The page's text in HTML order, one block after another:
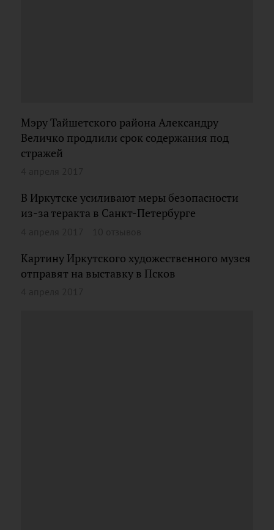
Мэру Тайшетского района Александру
Величко продлили срок содержания под
стражей
В Иркутске усиливают меры безопасности
из-за теракта в Санкт-Петербурге
Картину Иркутского художественного музея
отправят на выставку в Псков